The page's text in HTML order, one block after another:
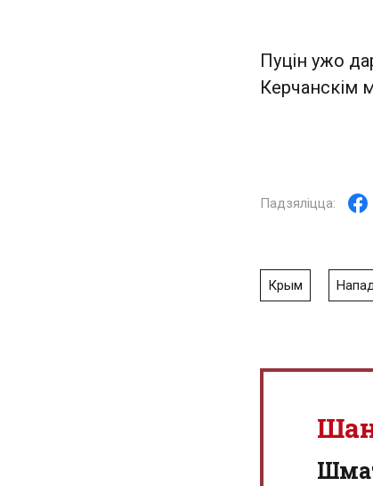
Пуцін ужо
Керчанскім
Крым